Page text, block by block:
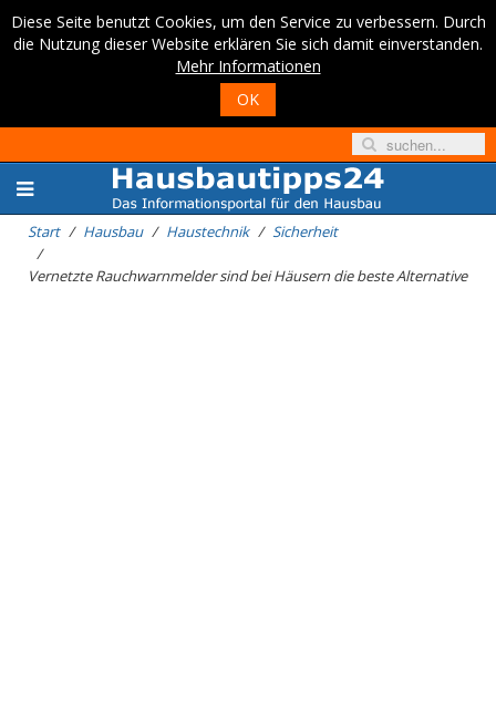
Diese Seite benutzt Cookies, um den Service zu verbessern. Durch
die Nutzung dieser Website erklären Sie sich damit einverstanden.
Mehr Informationen
OK
Start Hausbau Haustechnik Sicherheit
Vernetzte Rauchwarnmelder sind bei Häusern die beste Alternative